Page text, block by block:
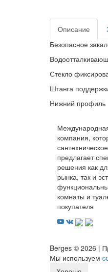
Описание
Безопасное
Стекло
Штанга
Нижний профиль
компания,
предлагает
решения как
рынка, так и
комнаты и
покупателя
Berges © 2026 |
Мы используем